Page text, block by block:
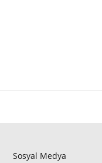
Sosyal Medya